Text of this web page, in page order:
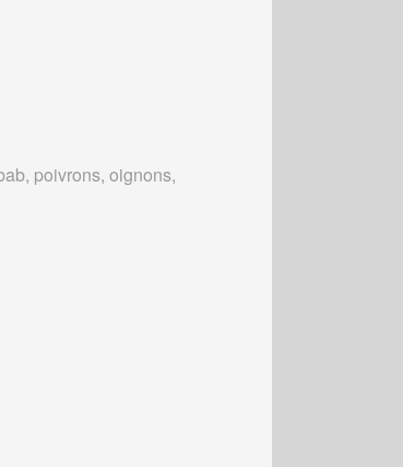
poivrons, oignons,